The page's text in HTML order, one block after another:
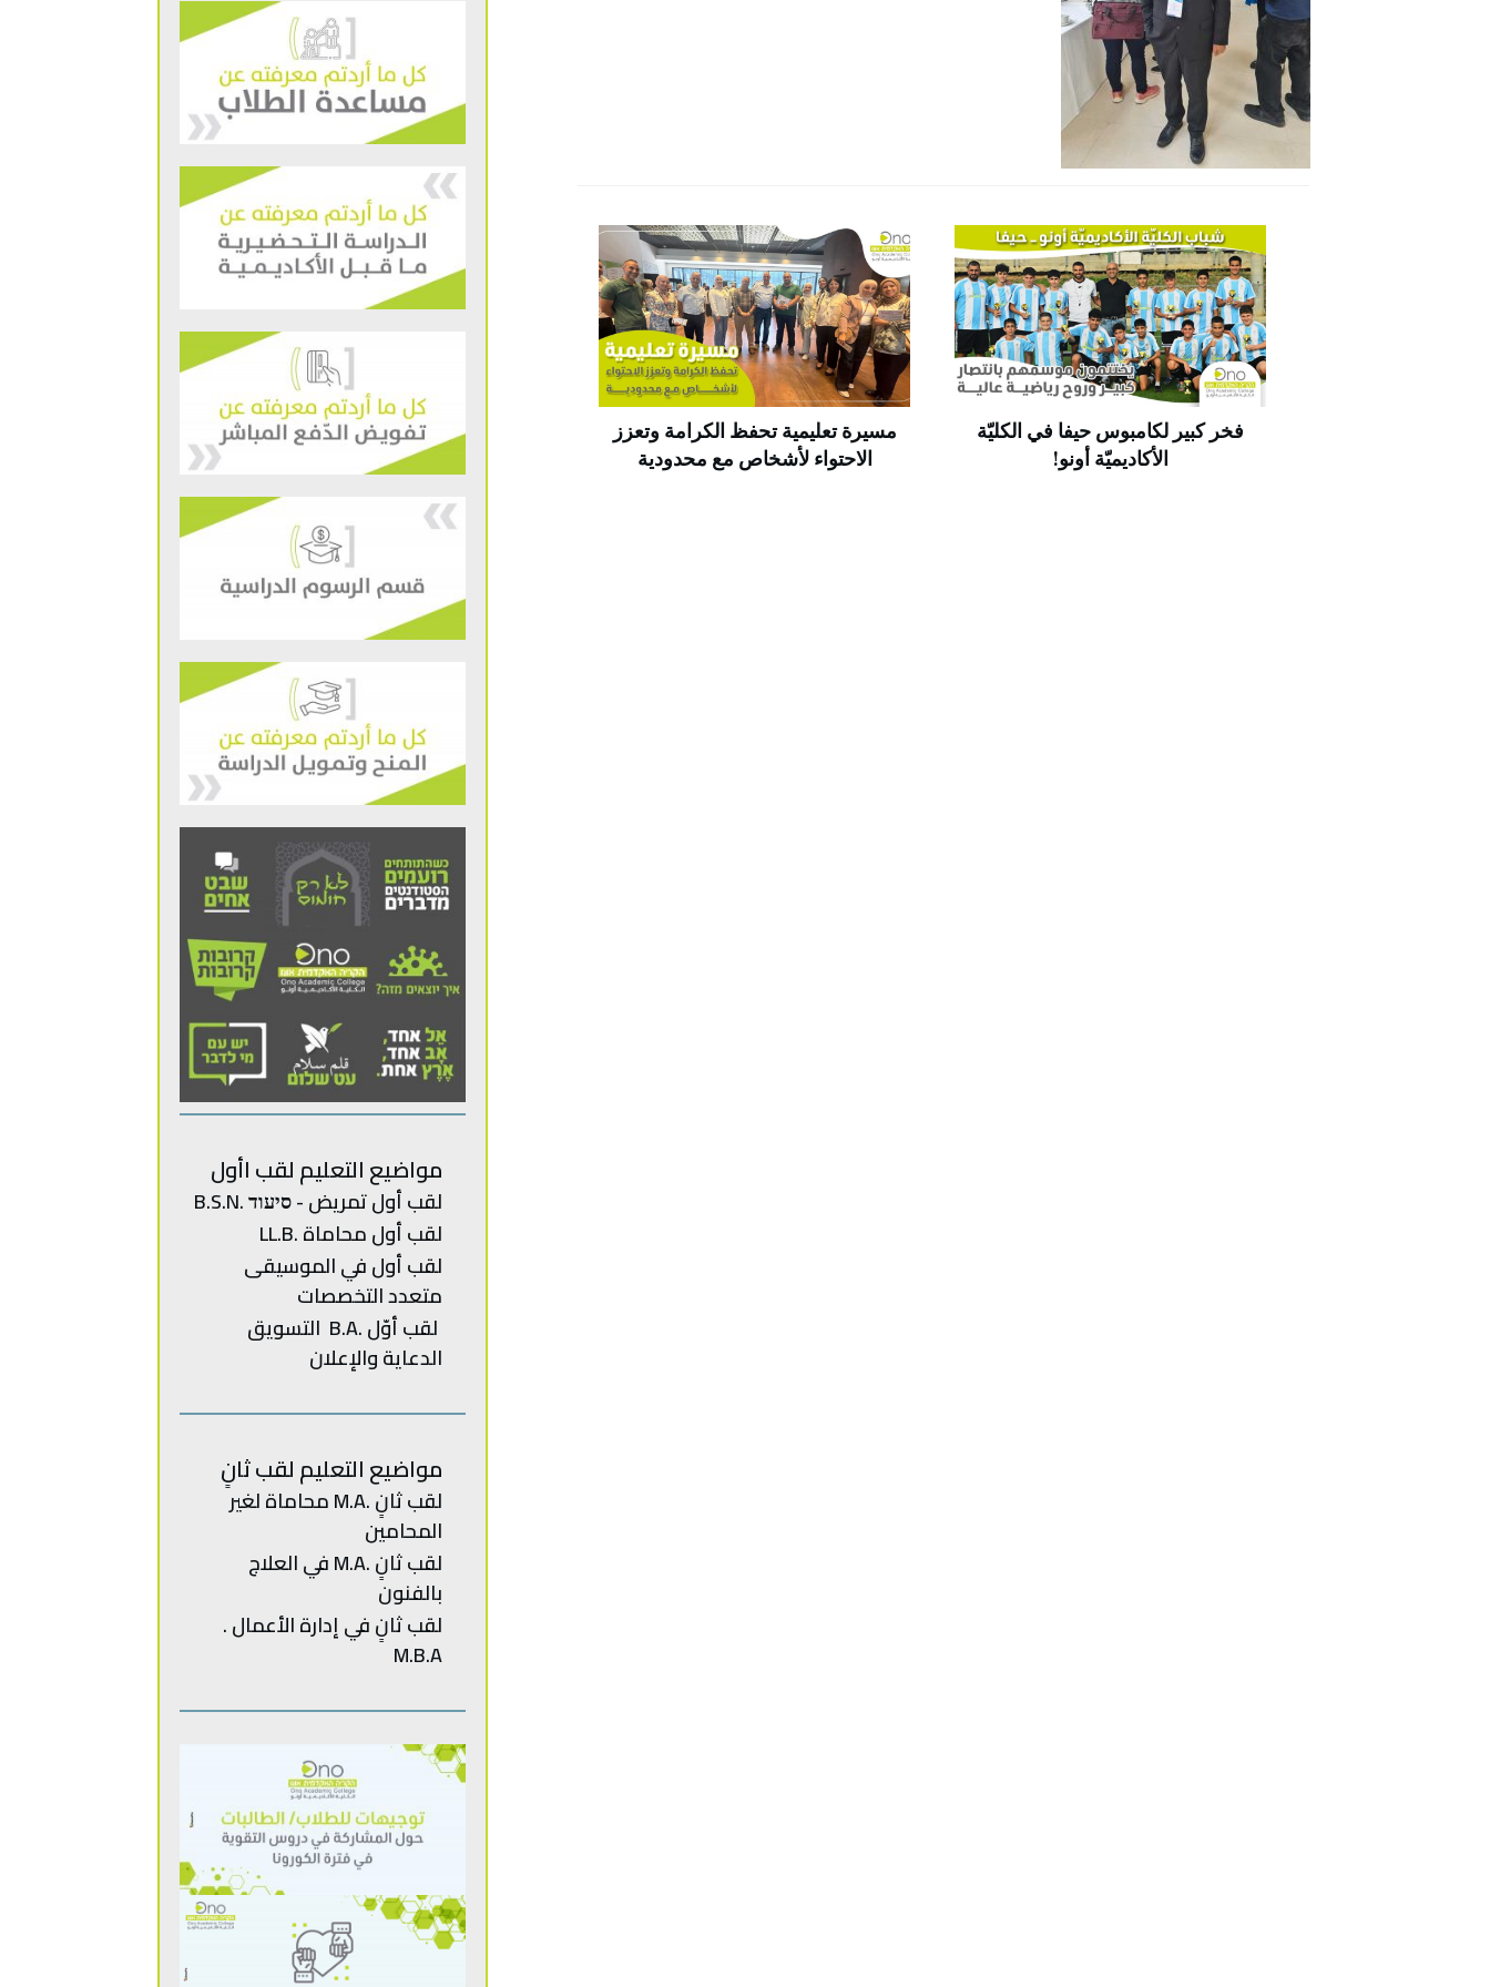
فخر كبير لكامبوس حيفا في الكليّة
الأكاديميّة أونو!
مسيرة تعليمية تحفظ الكرامة وتعزز
الاحتواء لأشخاص مع محدودية
مواضيع التعليم لقب اأول
لقب أول تمريض - סיעוד .B.S.N
لقب أول محاماة .LL.B
‬متعدد‭ ‬التخصصات‭
‬الدعاية‭ ‬والإعلان
مواضيع التعليم لقب ثانٍ
‬المحامين
لقب ثانٍ .M.A في العلاج
بالفنون
M.B.A